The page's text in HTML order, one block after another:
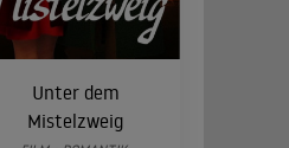
Unter dem
Mistelzweig